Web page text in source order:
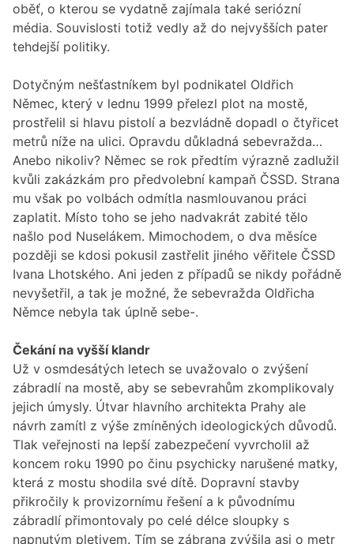
oběť, o kterou se vydatně zajímala také seriózní
média. Souvislosti totiž vedly až do nejvyšších pater
tehdejší politiky.
Dotyčným nešťastníkem byl podnikatel Oldřich
Němec, který v lednu 1999 přelezl plot na mostě,
prostřelil si hlavu pistolí a bezvládně dopadl o čtyřicet
metrů níže na ulici. Opravdu důkladná sebevražda…
Anebo nikoliv? Němec se rok předtím výrazně zadlužil
kvůli zakázkám pro předvolební kampaň ČSSD. Strana
mu však po volbách odmítla nasmlouvanou práci
zaplatit. Místo toho se jeho nadvakrát zabité tělo
našlo pod Nuselákem. Mimochodem, o dva měsíce
později se kdosi pokusil zastřelit jiného věřitele ČSSD
Ivana Lhotského. Ani jeden z případů se nikdy pořádně
nevyšetřil, a tak je možné, že sebevražda Oldřicha
Němce nebyla tak úplně sebe-.
Čekání na vyšší klandr
Už v osmdesátých letech se uvažovalo o zvýšení
zábradlí na mostě, aby se sebevrahům zkomplikovaly
jejich úmysly. Útvar hlavního architekta Prahy ale
návrh zamítl z výše zmíněných ideologických důvodů.
Tlak veřejnosti na lepší zabezpečení vyvrcholil až
koncem roku 1990 po činu psychicky narušené matky,
která z mostu shodila své dítě. Dopravní stavby
přikročily k provizornímu řešení a k původnímu
zábradlí přimontovaly po celé délce sloupky s
napnutým pletivem. Tím se zábrana zvýšila asi o metr